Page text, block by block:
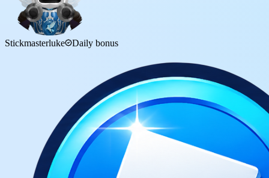
Stickmasterluke Daily bonus